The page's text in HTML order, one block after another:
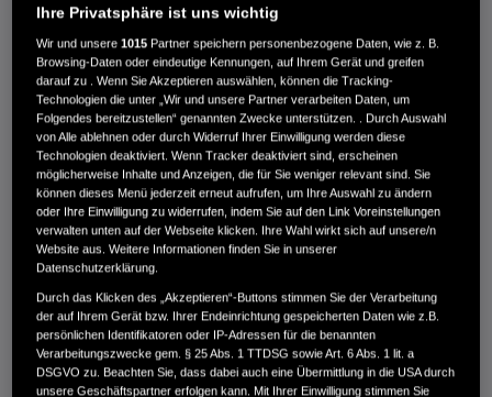
MWST. NICHT AUSWEISBAR
3.900 €
Außenfarbe
crystal black pearl
Kilometerstand
166.000 km
Kraftstoffart
Super
Getriebe
Automatik
Türen
5
Ihre Privatsphäre ist uns wichtig
Wir und unsere1015 Partner speichern personenbezogene Daten, wie z. B.
Browsing-Daten oder eindeutige Kennungen, auf Ihrem Gerät und greifen
darauf zu . Wenn Sie Akzeptieren auswählen, können die Tracking-
Technologien die unter „Wir und unsere Partner verarbeiten Daten, um
Folgendes bereitzustellen“ genannten Zwecke unterstützen. . Durch Auswahl
von Alle ablehnen oder durch Widerruf Ihrer Einwilligung werden diese
Technologien deaktiviert. Wenn Tracker deaktiviert sind, erscheinen
möglicherweise Inhalte und Anzeigen, die für Sie weniger relevant sind. Sie
können dieses Menü jederzeit erneut aufrufen, um Ihre Auswahl zu ändern
oder Ihre Einwilligung zu widerrufen, indem Sie auf den Link Voreinstellungen
verwalten unten auf der Webseite klicken. Ihre Wahl wirkt sich auf unsere/n
Website aus. Weitere Informationen finden Sie in unserer
Datenschutzerklärung.
Durch das Klicken des „Akzeptieren“-Buttons stimmen Sie der Verarbeitung
der auf Ihrem Gerät bzw. Ihrer Endeinrichtung gespeicherten Daten wie z.B.
persönlichen Identifikatoren oder IP-Adressen für die benannten
Verarbeitungszwecke gem. § 25 Abs. 1 TTDSG sowie Art. 6 Abs. 1 lit. a
DSGVO zu. Beachten Sie, dass dabei auch eine Übermittlung in die USA durch
unsere Geschäftspartner erfolgen kann. Mit Ihrer Einwilligung stimmen Sie